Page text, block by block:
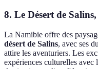
8. Le Désert de
La Namibie offre des
désert de Salins, avec ses
attire les aventuriers. Les
expériences culturelles avec